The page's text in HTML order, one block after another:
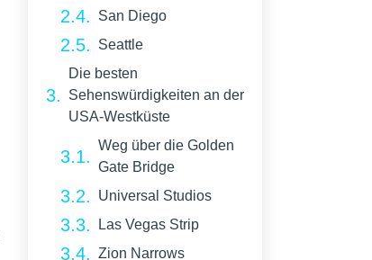
San Diego
Seattle
Die besten
Sehenswürdigkeiten an der
USA-Westküste
Weg über die Golden
Gate Bridge
Universal Studios
Las Vegas Strip
Zion Narrows